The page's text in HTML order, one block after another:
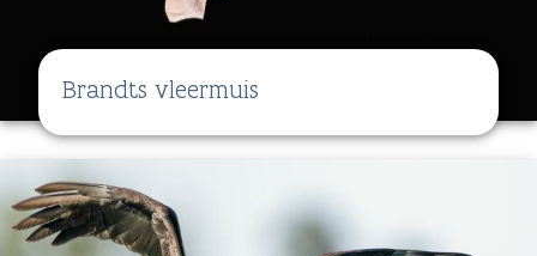
Brandts vleermuis